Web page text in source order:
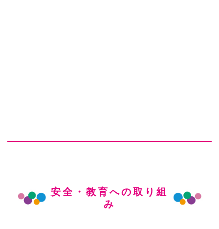
安全・教育への取り組
み